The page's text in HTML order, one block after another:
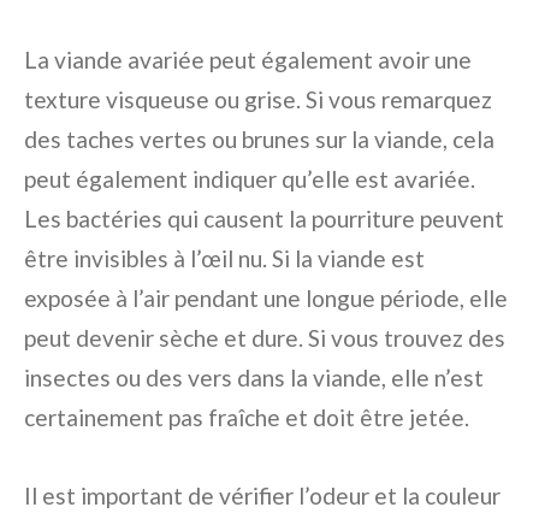
La viande avariée peut également avoir une
texture visqueuse ou grise. Si vous remarquez
des taches vertes ou brunes sur la viande, cela
peut également indiquer qu’elle est avariée.
Les bactéries qui causent la pourriture peuvent
être invisibles à l’œil nu. Si la viande est
exposée à l’air pendant une longue période, elle
peut devenir sèche et dure. Si vous trouvez des
insectes ou des vers dans la viande, elle n’est
certainement pas fraîche et doit être jetée.
Il est important de vérifier l’odeur et la couleur